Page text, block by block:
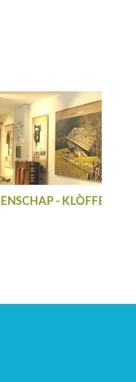
- KLÒFFEN-